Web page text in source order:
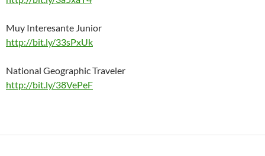
Muy Interesante Junior
http://bit.ly/33sPxUk
National Geographic Traveler
http://bit.ly/38VePeF